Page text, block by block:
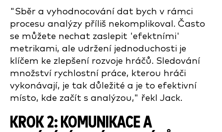
"Sběr a vyhodnocování dat bych v rámci
procesu analýzy příliš nekomplikoval. Často
se můžete nechat zaslepit 'efektními'
metrikami, ale udržení jednoduchosti je
klíčem ke zlepšení rozvoje hráčů. Sledování
množství rychlostní práce, kterou hráči
vykonávají, je tak důležité a je to efektivní
místo, kde začít s analýzou," řekl Jack.
KROK 2: KOMUNIKACE A